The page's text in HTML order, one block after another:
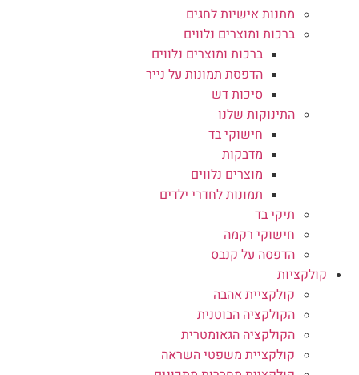
מתנות אישיות לחגים
ברכות ומוצרים נלווים
ברכות ומוצרים נלווים
הדפסת תמונות על נייר
סיכות דש
התינוקות שלנו
חישוקי בד
מדבקות
מוצרים נלווים
תמונות לחדרי ילדים
תיקי בד
חישוקי רקמה
הדפסה על קנבס
קולקציות
קולקציית אהבה
הקולקציה הבוטנית
הקולקציה הגאומטרית
קולקציית משפטי השראה